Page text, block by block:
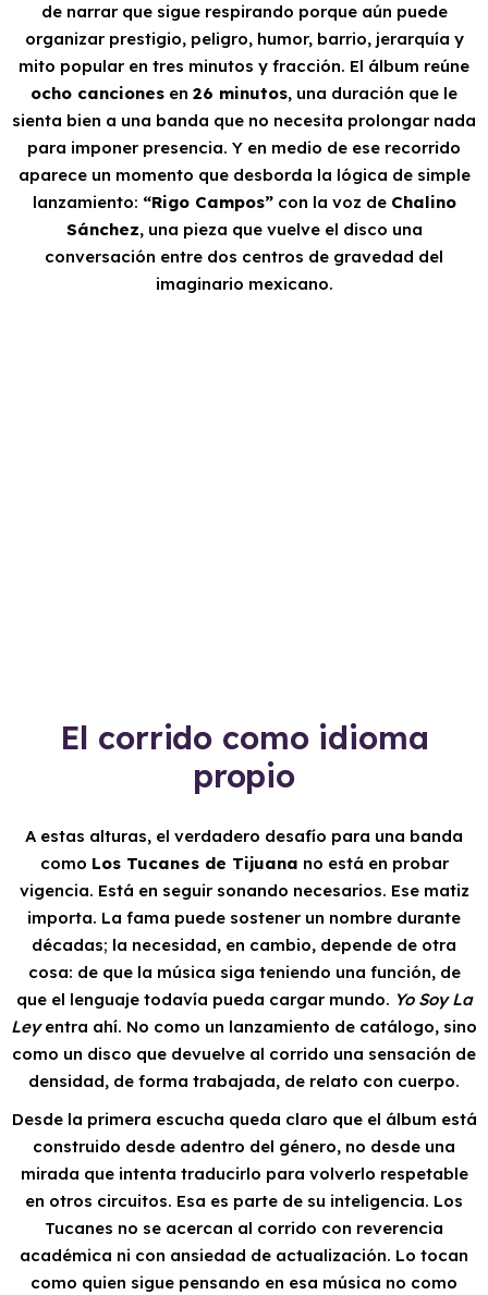
de narrar que sigue respirando porque aún puede
organizar prestigio, peligro, humor, barrio, jerarquía y
mito popular en tres minutos y fracción. El álbum reúne
ocho canciones en 26 minutos, una duración que le
sienta bien a una banda que no necesita prolongar nada
para imponer presencia. Y en medio de ese recorrido
aparece un momento que desborda la lógica de simple
lanzamiento: “Rigo Campos”con la voz de Chalino
Sánchez, una pieza que vuelve el disco una
conversación entre dos centros de gravedad del
imaginario mexicano.
El corrido como idioma
propio
A estas alturas, el verdadero desafío para una banda
como Los Tucanes de Tijuana no está en probar
vigencia. Está en seguir sonando necesarios. Ese matiz
importa. La fama puede sostener un nombre durante
décadas; la necesidad, en cambio, depende de otra
cosa: de que la música siga teniendo una función, de
que el lenguaje todavía pueda cargar mundo. Yo Soy La
Leyentra ahí. No como un lanzamiento de catálogo, sino
como un disco que devuelve al corrido una sensación de
densidad, de forma trabajada, de relato con cuerpo.
Desde la primera escucha queda claro que el álbum está
construido desde adentro del género, no desde una
mirada que intenta traducirlo para volverlo respetable
en otros circuitos. Esa es parte de su inteligencia. Los
Tucanes no se acercan al corrido con reverencia
académica ni con ansiedad de actualización. Lo tocan
como quien sigue pensando en esa música no como